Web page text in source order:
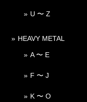
U 〜 Z
HEAVY METAL
A 〜 E
F 〜 J
K 〜 O